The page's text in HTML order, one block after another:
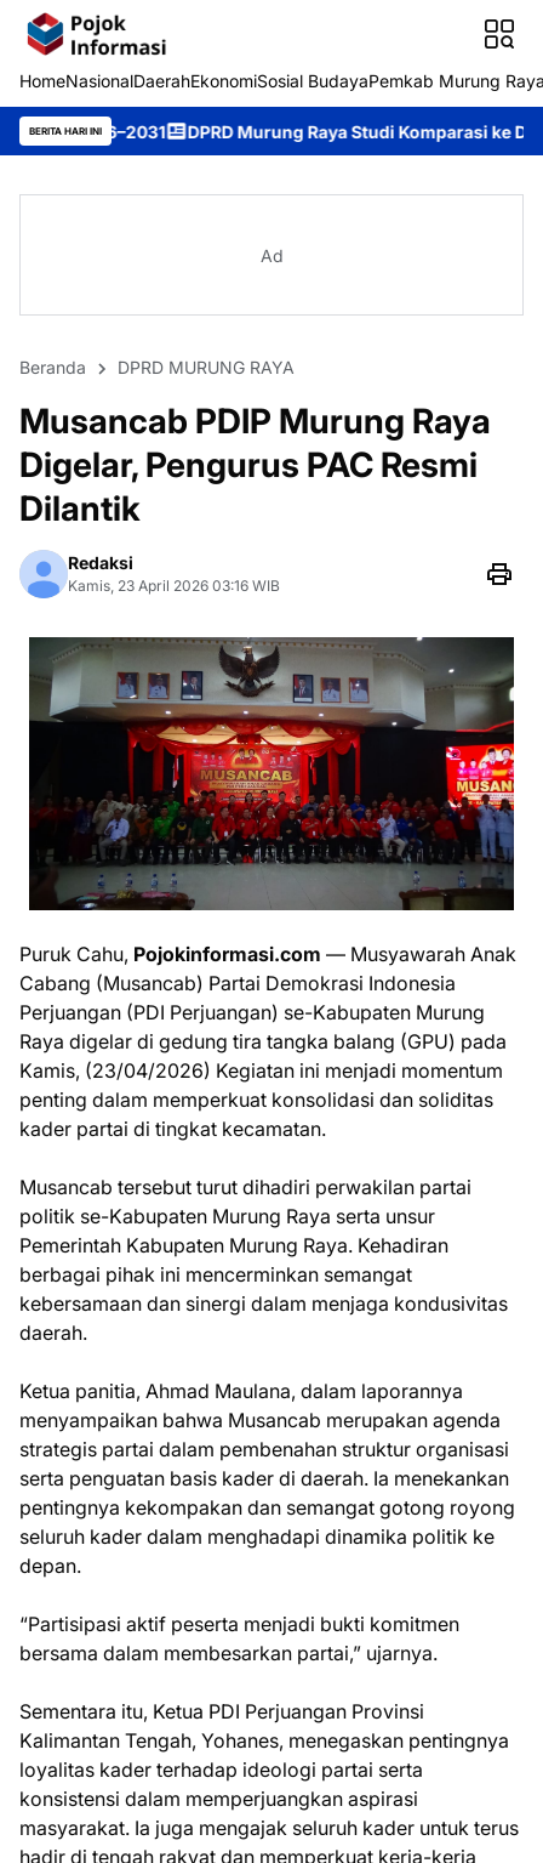
HomeNasionalDaerahEkonomiSosial BudayaPemkab Murung
BERITA HARI INI
DPRD Murung Raya Studi Komparasi ke DPRD Kota Bekasi
Ad
Beranda DPRD MURUNG RAYA
Musancab PDIP Murung Raya
Digelar, Pengurus PAC Resmi
Dilantik
Redaksi
Kamis, 23 April 2026 03:16 WIB
Puruk Cahu, Pojokinformasi.com — Musyawarah Anak
Cabang (Musancab) Partai Demokrasi Indonesia
Perjuangan (PDI Perjuangan) se-Kabupaten Murung
Raya digelar di gedung tira tangka balang (GPU) pada
Kamis, (23/04/2026) Kegiatan ini menjadi momentum
penting dalam memperkuat konsolidasi dan soliditas
kader partai di tingkat kecamatan.
Musancab tersebut turut dihadiri perwakilan partai
politik se-Kabupaten Murung Raya serta unsur
Pemerintah Kabupaten Murung Raya. Kehadiran
berbagai pihak ini mencerminkan semangat
kebersamaan dan sinergi dalam menjaga kondusivitas
daerah.
Ketua panitia, Ahmad Maulana, dalam laporannya
menyampaikan bahwa Musancab merupakan agenda
strategis partai dalam pembenahan struktur organisasi
serta penguatan basis kader di daerah. Ia menekankan
pentingnya kekompakan dan semangat gotong royong
seluruh kader dalam menghadapi dinamika politik ke
depan.
“Partisipasi aktif peserta menjadi bukti komitmen
bersama dalam membesarkan partai,” ujarnya.
Sementara itu, Ketua PDI Perjuangan Provinsi
Kalimantan Tengah, Yohanes, menegaskan pentingnya
loyalitas kader terhadap ideologi partai serta
konsistensi dalam memperjuangkan aspirasi
masyarakat. Ia juga mengajak seluruh kader untuk terus
hadir di tengah rakyat dan memperkuat kerja-kerja